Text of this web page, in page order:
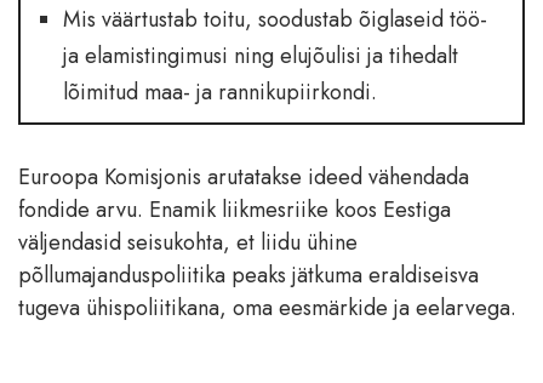
Mis väärtustab toitu, soodustab õiglaseid töö-
ja elamistingimusi ning elujõulisi ja tihedalt
lõimitud maa- ja rannikupiirkondi.
Euroopa Komisjonis arutatakse ideed vähendada
fondide arvu. Enamik liikmesriike koos Eestiga
väljendasid seisukohta, et liidu ühine
põllumajanduspoliitika peaks jätkuma eraldiseisva
tugeva ühispoliitikana, oma eesmärkide ja eelarvega.